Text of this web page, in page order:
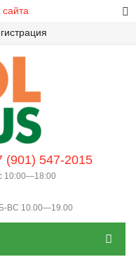
(901) 547-2015
10:00—18:00
ВС 10.00—19.00